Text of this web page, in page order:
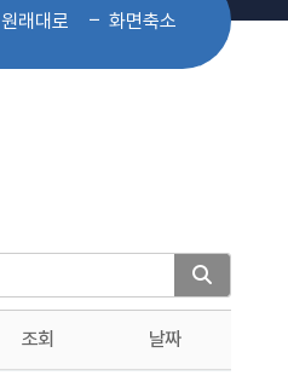
원래대로 화면축소
조회 날짜